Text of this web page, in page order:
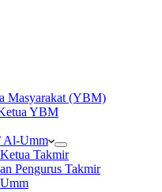
Masyarakat (YBM)
YBM
Al-Umm
Takmir
Pengurus Takmir